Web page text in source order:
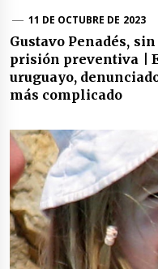
11 DE OCTUBRE DE 2023
Gustavo Penadés,
prisión preventiva |
uruguayo,
más complicado